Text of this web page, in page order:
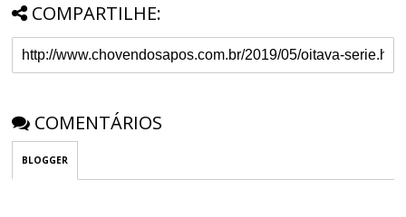
COMPARTILHE:
COMENTÁRIOS
BLOGGER